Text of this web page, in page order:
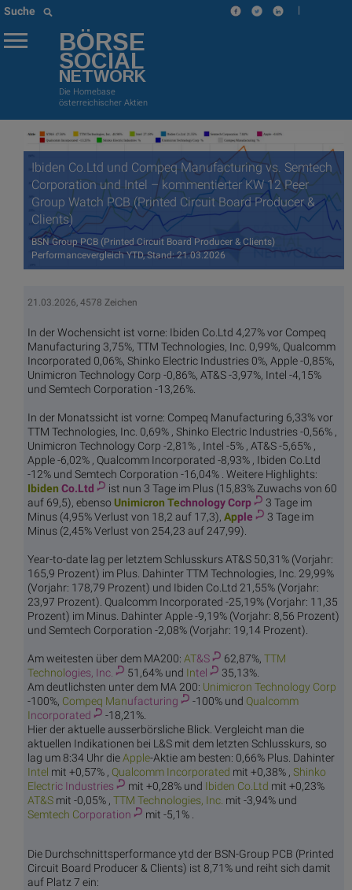
Suche |
BÖRSE
SOCIAL
NETWORK
Die Homebase
österreichischer Aktien
Ibiden Co.Ltd und Compeq Manufacturing vs. Semtech
Corporation und Intel – kommentierter KW 12 Peer
Group Watch PCB (Printed Circuit Board Producer &
Clients)
BSN Group PCB (Printed Circuit Board Producer & Clients)
Performancevergleich YTD, Stand: 21.03.2026
21.03.2026, 4578 Zeichen
In der Wochensicht ist vorne: Ibiden Co.Ltd 4,27% vor Compeq
Manufacturing 3,75%, TTM Technologies, Inc. 0,99%, Qualcomm
Incorporated 0,06%, Shinko Electric Industries 0%, Apple -0,85%,
Unimicron Technology Corp -0,86%, AT&S -3,97%, Intel -4,15%
und Semtech Corporation -13,26%.
In der Monatssicht ist vorne: Compeq Manufacturing 6,33% vor
TTM Technologies, Inc. 0,69% , Shinko Electric Industries -0,56% ,
Unimicron Technology Corp -2,81% , Intel -5% , AT&S -5,65% ,
Apple -6,02% , Qualcomm Incorporated -8,93% , Ibiden Co.Ltd
-12% und Semtech Corporation -16,04% . Weitere Highlights:
Ibiden Co.Ltd
ist nun 3 Tage im Plus (15,83% Zuwachs von 60
auf 69,5), ebensoUnimicron Technology Corp
3 Tage im
Minus (4,95% Verlust von 18,2 auf 17,3), Apple
3 Tage im
Minus (2,45% Verlust von 254,23 auf 247,99).
Year-to-date lag per letztem Schlusskurs AT&S 50,31% (Vorjahr:
165,9 Prozent) im Plus. Dahinter TTM Technologies, Inc. 29,99%
(Vorjahr: 178,79 Prozent) und Ibiden Co.Ltd 21,55% (Vorjahr:
23,97 Prozent). Qualcomm Incorporated -25,19% (Vorjahr: 11,35
Prozent) im Minus. Dahinter Apple -9,19% (Vorjahr: 8,56 Prozent)
und Semtech Corporation -2,08% (Vorjahr: 19,14 Prozent).
Am weitesten über dem MA200: AT&S 62,87%, TTM
Technologies, Inc. 51,64% und Intel
35,13%.
Am deutlichsten unter dem MA 200: Unimicron Technology Corp
-100%, Compeq Manufacturing -100% und Qualcomm
Incorporated
-18,21%.
Hier der aktuelle ausserbörsliche Blick. Vergleicht man die
aktuellen Indikationen bei L&S mit dem letzten Schlusskurs, so
lag um 8:34 Uhr dieApple-Aktie am besten: 0,66% Plus. Dahinter
Intel mit +0,57% , Qualcomm Incorporated mit +0,38% , Shinko
Electric Industries mit +0,28% und Ibiden Co.Ltd mit +0,23%
AT&S mit -0,05% , TTM Technologies, Inc. mit -3,94% und
Semtech Corporation mit -5,1% .
Die Durchschnittsperformance ytd der BSN-Group PCB (Printed
Circuit Board Producer & Clients) ist 8,71% und reiht sich damit
auf Platz 7 ein: